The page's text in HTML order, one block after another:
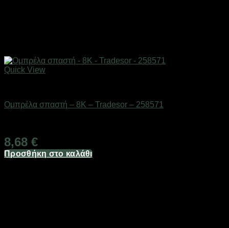
Quick View
Ομπρέλα σπαστή – 8K – Tradesor – 258571
8,68 €
Προσθήκη στο καλάθι